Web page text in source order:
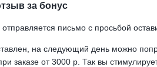
за бонус
письмо с просьбой
на следующий день можно
заказе от 3000 р. Так вы